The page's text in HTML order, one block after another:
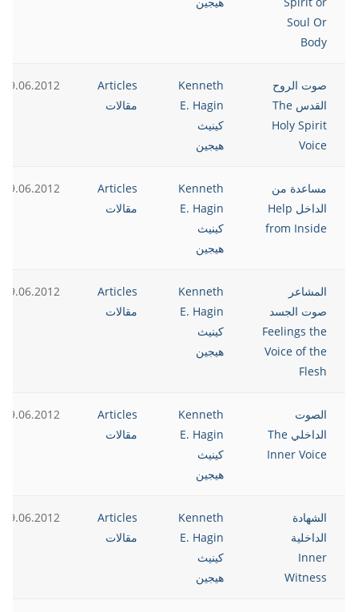
Soul Or
Body
صوت الروح
القدس The
Holy Spirit
Voice
Kenneth
E. Hagin
كينيث
هيجين
Articles
مقالات
19.06.2012
مساعدة من
الداخل Help
from Inside
Kenneth
E. Hagin
كينيث
هيجين
Articles
مقالات
19.06.2012
المشاعر
صوت الجسد
Feelings the
Voice of the
Flesh
Kenneth
E. Hagin
كينيث
هيجين
Articles
مقالات
19.06.2012
الصوت
الداخلي The
Inner Voice
Kenneth
E. Hagin
كينيث
هيجين
Articles
مقالات
19.06.2012
الشهادة
الداخلية
Inner
Witness
Kenneth
E. Hagin
كينيث
هيجين
Articles
مقالات
19.06.2012